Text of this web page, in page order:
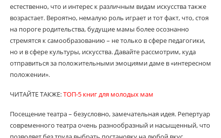
естественно, что и интерес к различным видам искусства также
возрастает. Вероятно, немалую роль играет и тот факт, что, стоя
на пороге родительства, будущие мамы более осознанно
стремятся к самообразованию – не только в сфере педагогики,
но и в сфере культуры, искусства. Давайте рассмотрим, куда
отправиться за положительными эмоциями даме в «интересном
положении».
ЧИТАЙТЕ ТАКЖЕ:ТОП-5 книг для молодых мам
Посещение театра – безусловно, замечательная идея. Репертуар
современного театра очень разнообразный и насыщенный, что